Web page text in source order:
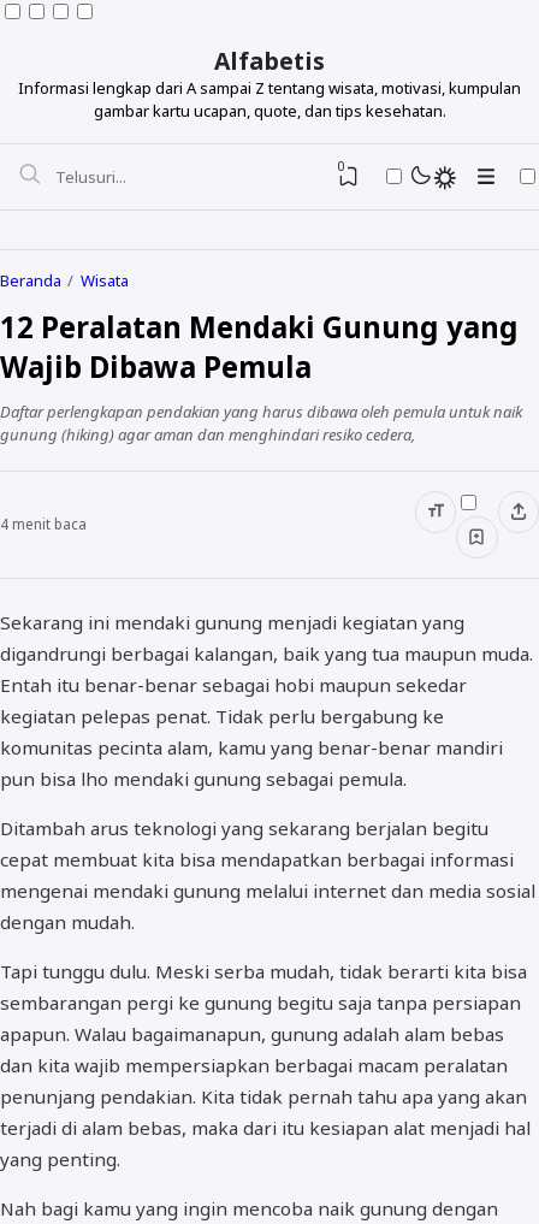
Alfabetis
Informasi lengkap dari A sampai Z tentang wisata, motivasi, kumpulan
gambar kartu ucapan, quote, dan tips kesehatan.
Berdasarkan Topik
Berdasarkan Tokoh
Lihat Semua Quotes
0
Beranda Wisata
12 Peralatan Mendaki Gunung yang
Wajib Dibawa Pemula
Daftar perlengkapan pendakian yang harus dibawa oleh pemula untuk naik
gunung (hiking) agar aman dan menghindari resiko cedera,
4 menit baca
Sekarang ini mendaki gunung menjadi kegiatan yang
digandrungi berbagai kalangan, baik yang tua maupun muda.
Entah itu benar-benar sebagai hobi maupun sekedar
kegiatan pelepas penat. Tidak perlu bergabung ke
komunitas pecinta alam, kamu yang benar-benar mandiri
pun bisa lho mendaki gunung sebagai pemula.
Ditambah arus teknologi yang sekarang berjalan begitu
cepat membuat kita bisa mendapatkan berbagai informasi
mengenai mendaki gunung melalui internet dan media sosial
dengan mudah.
Tapi tunggu dulu. Meski serba mudah, tidak berarti kita bisa
sembarangan pergi ke gunung begitu saja tanpa persiapan
apapun. Walau bagaimanapun, gunung adalah alam bebas
dan kita wajib mempersiapkan berbagai macam peralatan
penunjang pendakian. Kita tidak pernah tahu apa yang akan
terjadi di alam bebas, maka dari itu kesiapan alat menjadi hal
yang penting.
Nah bagi kamu yang ingin mencoba naik gunung dengan